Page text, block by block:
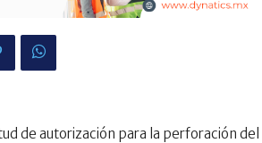
de autorización para la perforación del